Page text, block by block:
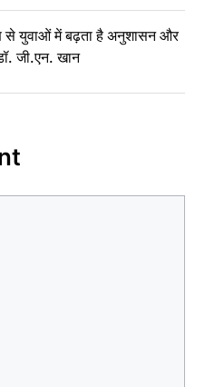
से युवाओं में बढ़ता है अनुशासन और
जी.एन. खान